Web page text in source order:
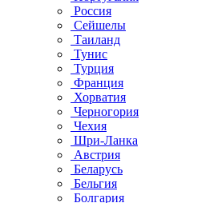
Россия
Сейшелы
Таиланд
Тунис
Турция
Франция
Хорватия
Черногория
Чехия
Шри-Ланка
Австрия
Беларусь
Бельгия
Болгария